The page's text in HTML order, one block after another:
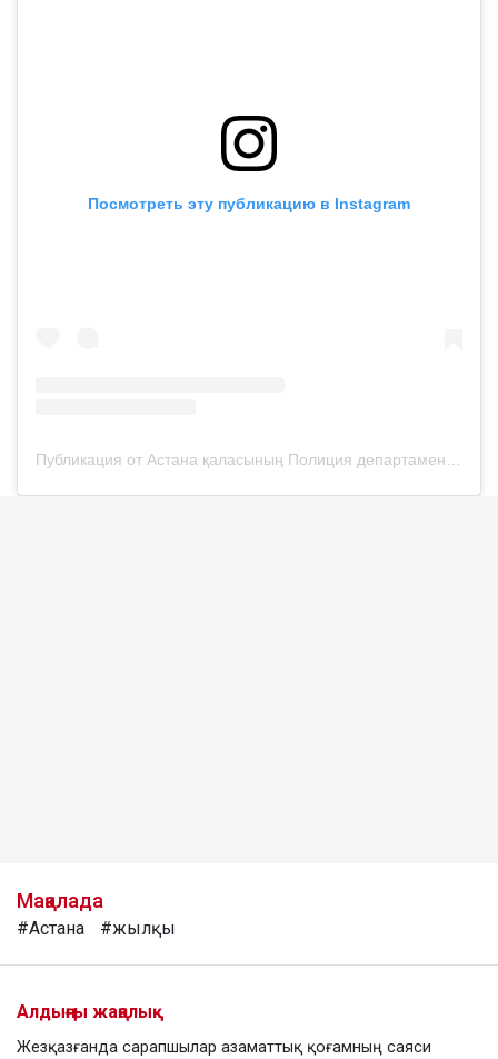
Посмотреть эту публикацию в Instagram
Мақалада
#Астана #жылқы
Алдыңғы жаңалық
Жезқазғанда сарапшылар азаматтық қоғамның саяси